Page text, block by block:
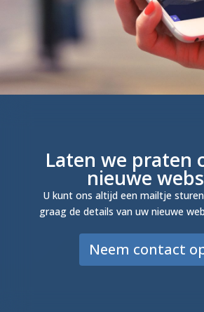
Laten we praten
nieuwe
U kunt ons altijd een mailtje
graag de details van uw nieuwe
Neem contact